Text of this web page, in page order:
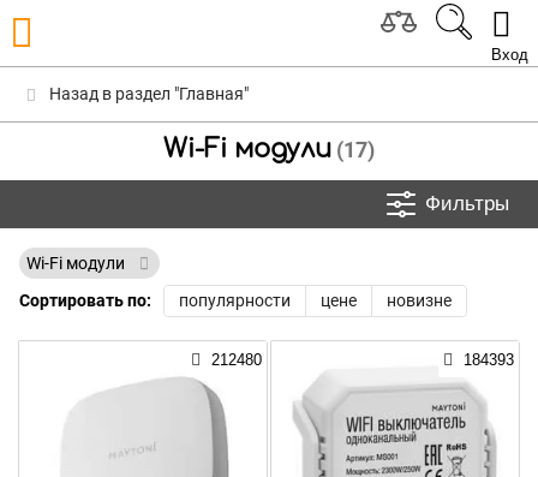
Вход
Назад в раздел "Главная"
Wi-Fi модули (17)
Фильтры
Wi-Fi модули
Сортировать по:
популярности цене новизне
212480 184393